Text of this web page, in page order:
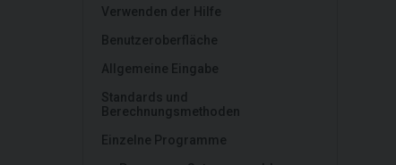
Verwenden der Hilfe
Benutzeroberfläche
Allgemeine Eingabe
Standards und
Berechnungsmethoden
Einzelne Programme